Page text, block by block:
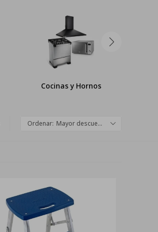
Cocinas y Hornos
Mayor descuento